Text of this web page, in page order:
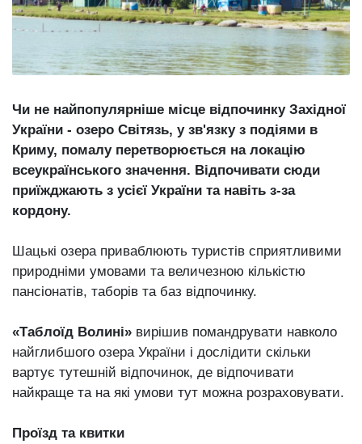
XIX
VolWe...
29 Липня 2026
Всі розділи
Персона
Лайф
Афіша
ZONE 18+
Політика конфіденційності
Чи не найпопулярніше місце відпочинку Західної
України - озеро Світязь, у зв'язку з подіями в
Криму, помалу перетворюється на локацію
всеукраїнського значення. Відпочивати сюди
приїжджають з усієї України та навіть з-за
кордону.
Шацькі озера приваблюють туристів сприятливими
природніми умовами та величезною кількістю
пансіонатів, таборів та баз відпочинку.
«Таблоїд Волині» вирішив помандрувати навколо
найглибшого озера України і дослідити скільки
вартує тутешній відпочинок, де відпочивати
найкраще та на які умови тут можна розраховувати.
Проїзд та квитки